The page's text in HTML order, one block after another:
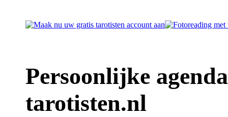
Persoonlijke
tarotisten.nl